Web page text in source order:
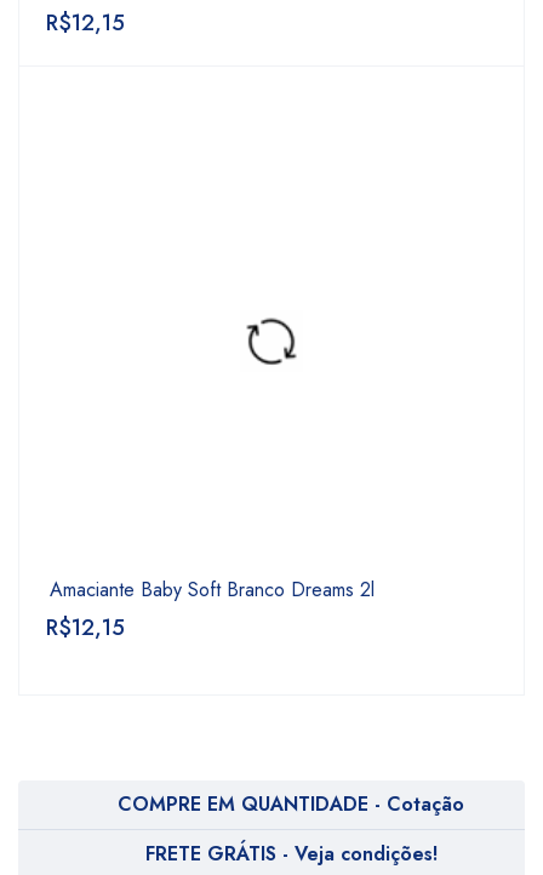
R$12,15
Amaciante Baby Soft Branco Dreams 2l
R$12,15
COMPRE EM QUANTIDADE - Cotação
FRETE GRÁTIS - Veja condições!